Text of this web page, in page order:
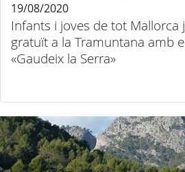
Infants i joves de tot
gratuït a la Tramuntana amb
«Gaudeix la Serra»
19/08/2020